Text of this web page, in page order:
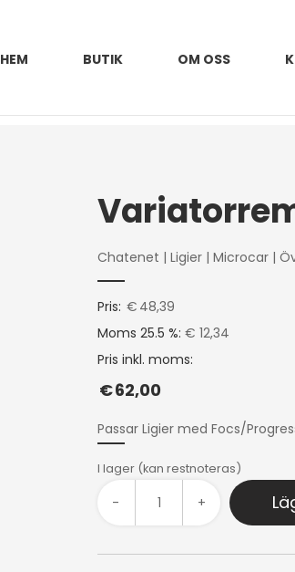
HEM BUTIK OM OSS
Chatenet | Ligier| Microcar|
Pris: € 48,39
Moms 25.5 %: € 12,34
Pris inkl. moms:
€62,00
Passar Ligier med Focs/
I lager (kan restnoteras)
- +